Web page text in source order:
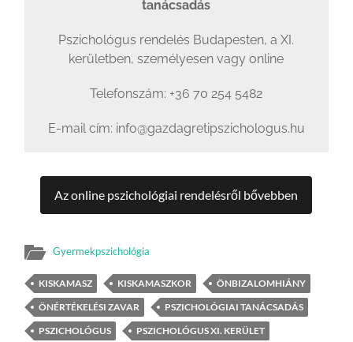
tanácsadás
Pszichológus rendelés Budapesten, a XI.
kerületben, személyesen vagy online
Telefonszám: +36 70 254 5482
E-mail cím: info@gazdagretipszichologus.hu
Az online pszichológiai rendelésről bővebben
Gyermekpszichológia
KISKAMASZ KISKAMASZKOR
ÖNBIZALOMHIÁNY
ÖNÉRTÉKELÉSI ZAVAR
PSZICHOLÓGIAI TANÁCSADÁS
PSZICHOLÓGUS
PSZICHOLÓGUS XI. KERÜLET